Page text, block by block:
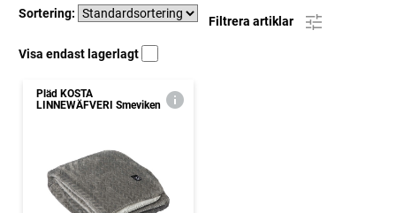
Sortering:
Filtrera artiklar
Visa endast lagerlagt
Pläd KOSTA
LINNEWÄFVERI Smeviken